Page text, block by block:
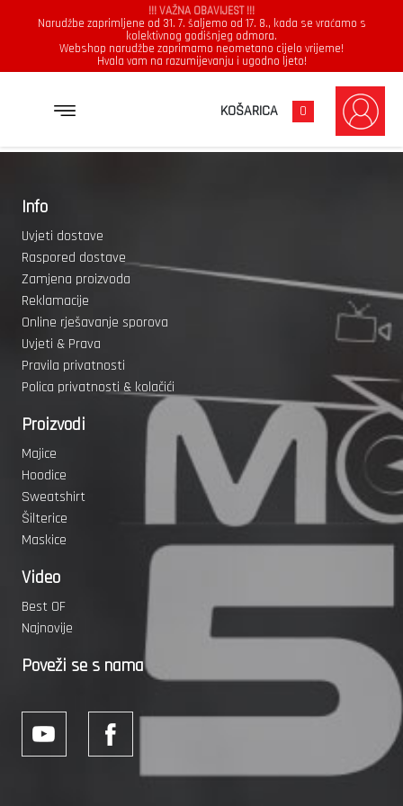
!!! VAŽNA OBAVIJEST !!!
Narudžbe zaprimljene od 31. 7. šaljemo od 17. 8., kada se vraćamo s
kolektivnog godišnjeg odmora.
Webshop narudžbe zaprimamo neometano cijelo vrijeme!
Hvala vam na razumijevanju i ugodno ljeto!
KOŠARICA 0
Info
Uvjeti dostave
Raspored dostave
Zamjena proizvoda
Reklamacije
Online rješavanje sporova
Uvjeti & Prava
Pravila privatnosti
Polica privatnosti & kolačići
Proizvodi
Majice
Hoodice
Sweatshirt
Šilterice
Maskice
Video
Best OF
Najnovije
Poveži se s nama